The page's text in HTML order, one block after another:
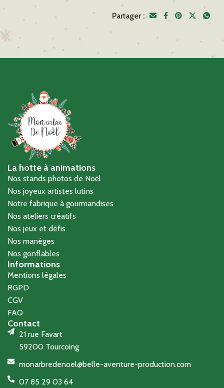
Partager :
La hotte à animations
Nos stands photos de Noël
Nos joyeux artistes lutins
Notre fabrique à gourmandises
Nos ateliers créatifs
Nos jeux et défis
Nos manèges
Nos gonflables
Informations
Mentions légales
RGPD
CGV
FAQ
Contact
21 rue Favart
59200 Tourcoing
monarbredenoel@belle-aventure-production.com
07 85 29 03 64